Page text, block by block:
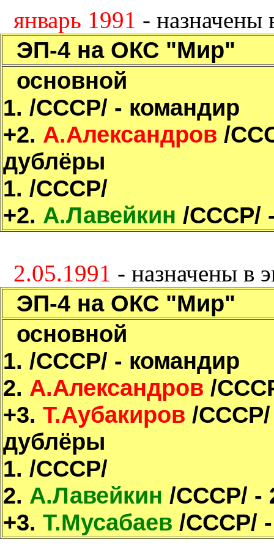
январь 1991 - назначены
ЭП-4 на ОКС "Мир"
основной
1. /СССР/ - командир
+2. А.Александров /
дублёры
1. /СССР/
+2. А.Лавейкин /СССР/
2.05.1991 - назначены в
ЭП-4 на ОКС "Мир"
основной
1. /СССР/ - командир
2. А.Александров /
+3. Т.Аубакиров /СССР/
дублёры
1. /СССР/
2. А.Лавейкин /СССР/ -
+3. Т.Мусабаев /СССР/ -